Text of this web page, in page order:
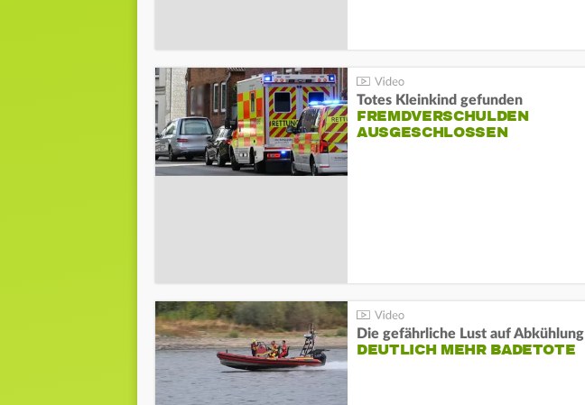
Totes Kleinkind gefunden
FREMDVERSCHULDEN
AUSGESCHLOSSEN
Die gefährliche Lust auf Abkühlung
DEUTLICH MEHR BADETOTE